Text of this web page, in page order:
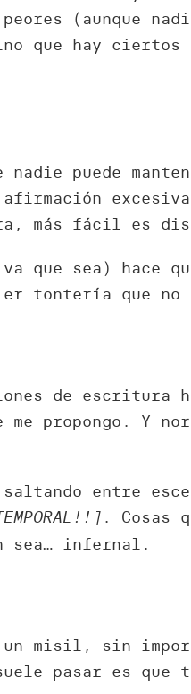
(aunque
que hay ciertos
puede
afirmación
más fácil es
que sea) hace
tontería que
de escritura
propongo. Y
saltando entre
. Cosas
sea… infernal.
un misil, sin
pasar es que